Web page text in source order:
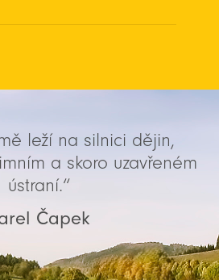
leží na silnici dějin,
a skoro uzavřeném
ústraní.“
Čapek